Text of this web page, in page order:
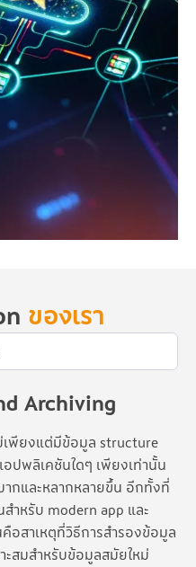
ของเรา
Archiving
พียงแต่มีข้อมูล structure
ปพลิเคชันใดๆ เพียงเท่านั้น
กและหลากหลายขึ้น อีกทั้งที่
หรับ modern app และ
อสาเหตุที่วิธีการสำรองข้อมูล
ะสมสำหรับข้อมูลสมัยใหม่